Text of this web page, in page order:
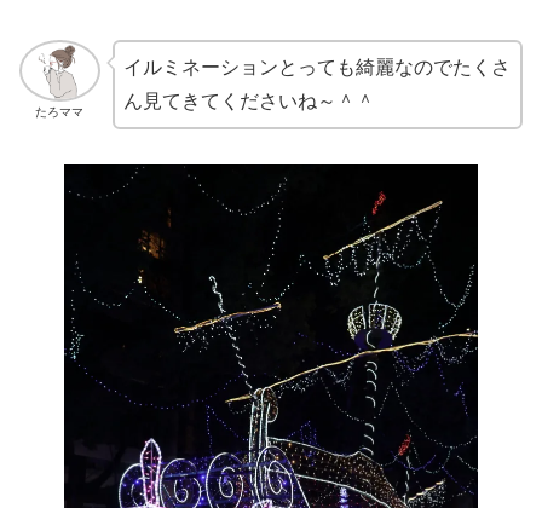
たろママ
イルミネーションとっても綺麗なのでたくさ
ん見てきてくださいね～＾＾